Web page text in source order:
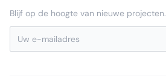
Blijf op de hoogte van nieuwe projecten.